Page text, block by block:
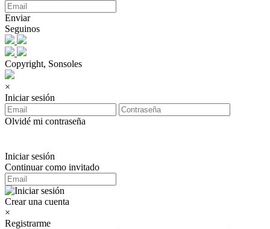
Enviar
Seguinos
Copyright, Sonsoles
×
Iniciar sesión
Olvidé mi contraseña
Iniciar sesión
Continuar como invitado
Crear una cuenta
×
Registrarme